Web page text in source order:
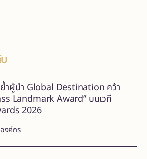
องค์กร
ำผู้นำ Global Destination คว้า
Landmark Award” บนเวที
2026